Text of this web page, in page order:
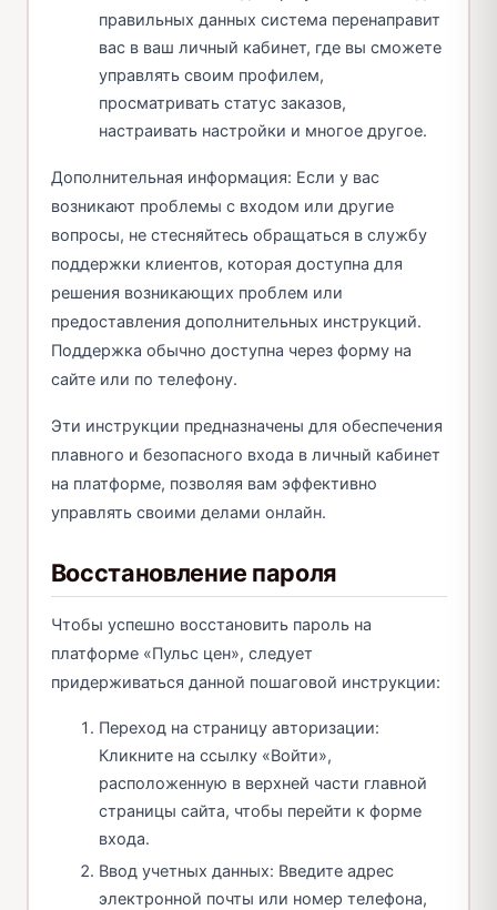
правильных данных система перенаправит
вас в ваш личный кабинет, где вы сможете
управлять своим профилем,
просматривать статус заказов,
настраивать настройки и многое другое.
Дополнительная информация: Если у вас
возникают проблемы с входом или другие
вопросы, не стесняйтесь обращаться в службу
поддержки клиентов, которая доступна для
решения возникающих проблем или
предоставления дополнительных инструкций.
Поддержка обычно доступна через форму на
сайте или по телефону.
Эти инструкции предназначены для обеспечения
плавного и безопасного входа в личный кабинет
на платформе, позволяя вам эффективно
управлять своими делами онлайн.
Восстановление пароля
Чтобы успешно восстановить пароль на
платформе «Пульс цен», следует
придерживаться данной пошаговой инструкции:
Переход на страницу авторизации:
Кликните на ссылку «Войти»,
расположенную в верхней части главной
страницы сайта, чтобы перейти к форме
входа.
Ввод учетных данных: Введите адрес
электронной почты или номер телефона,